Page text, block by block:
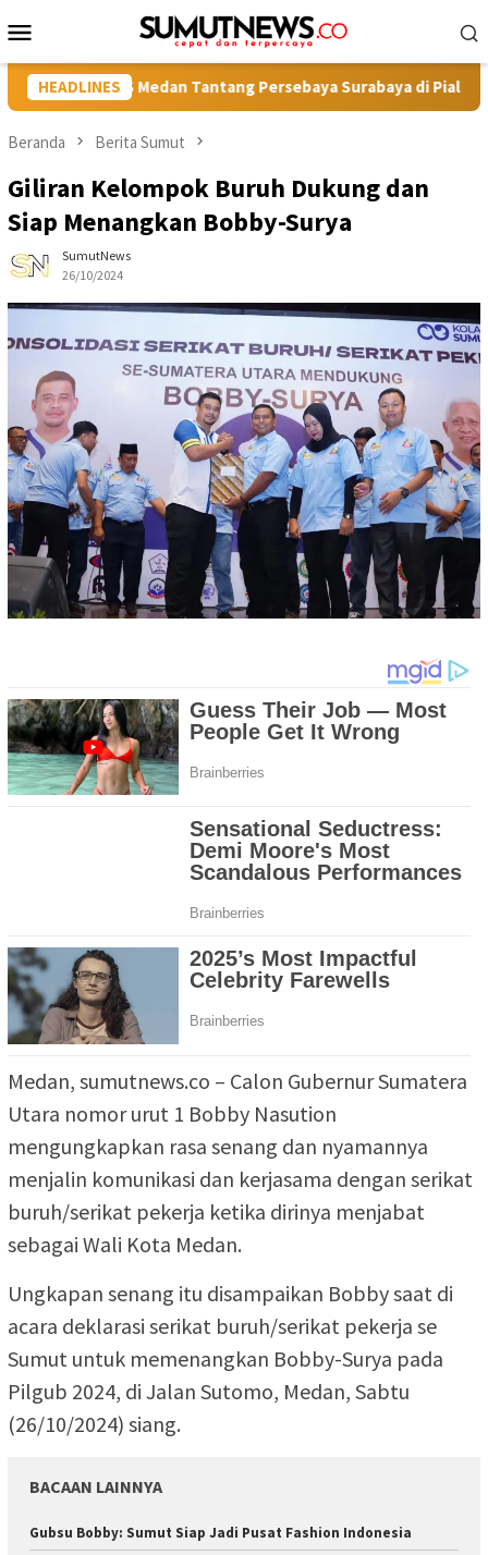
ke
kontenMobile
HEADLINES
Medan Tantang Persebaya Surabaya di Piala Presiden 2026
Beranda Berita Sumut
Giliran Kelompok Buruh Dukung dan
Siap Menangkan Bobby-Surya
SumutNews
26/10/2024
Medan, sumutnews.co – Calon Gubernur Sumatera
Utara nomor urut 1 Bobby Nasution
mengungkapkan rasa senang dan nyamannya
menjalin komunikasi dan kerjasama dengan serikat
buruh/serikat pekerja ketika dirinya menjabat
sebagai Wali Kota Medan.
Ungkapan senang itu disampaikan Bobby saat di
acara deklarasi serikat buruh/serikat pekerja se
Sumut untuk memenangkan Bobby-Surya pada
Pilgub 2024, di Jalan Sutomo, Medan, Sabtu
(26/10/2024) siang.
BACAAN LAINNYA
Gubsu Bobby: Sumut Siap Jadi Pusat Fashion Indonesia